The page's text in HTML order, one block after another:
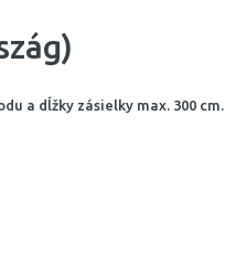
a dĺžky zásielky max. 300 cm.